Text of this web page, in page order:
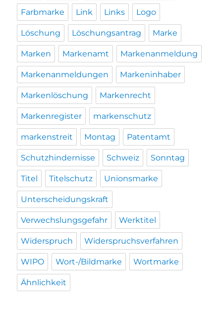
Farbmarke Link Links Logo
Löschung Löschungsantrag Marke
Marken Markenamt Markenanmeldung
Markenanmeldungen Markeninhaber
Markenlöschung Markenrecht
Markenregister markenschutz
markenstreit Montag Patentamt
Schutzhindernisse Schweiz Sonntag
Titel Titelschutz Unionsmarke
Unterscheidungskraft
Verwechslungsgefahr Werktitel
Widerspruch Widerspruchsverfahren
WIPO Wort-/Bildmarke Wortmarke
Ähnlichkeit